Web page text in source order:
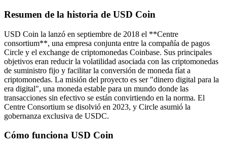
Resumen de la historia de USD Coin
USD Coin la lanzó en septiembre de 2018 el **Centre
consortium**, una empresa conjunta entre la compañía de pagos
Circle y el exchange de criptomonedas Coinbase. Sus principales
objetivos eran reducir la volatilidad asociada con las criptomonedas
de suministro fijo y facilitar la conversión de moneda fíat a
criptomonedas. La misión del proyecto es ser "dinero digital para la
era digital", una moneda estable para un mundo donde las
transacciones sin efectivo se están convirtiendo en la norma. El
Centre Consortium se disolvió en 2023, y Circle asumió la
gobernanza exclusiva de USDC.
Cómo funciona USD Coin